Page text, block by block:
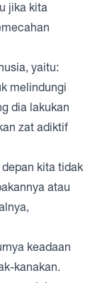
jika kita
yaitu:
melindungi
dia lakukan
zat adiktif
kita tidak
atau
keadaan
kanakan.